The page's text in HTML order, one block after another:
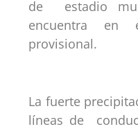
de estadio
encuentra en
provisional.
La fuerte
líneas de